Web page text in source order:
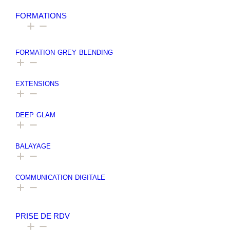
FORMATIONS
FORMATION GREY BLENDING
EXTENSIONS
DEEP GLAM
BALAYAGE
COMMUNICATION DIGITALE
PRISE DE RDV